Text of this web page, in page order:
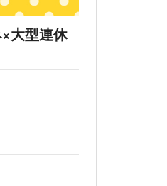
大型連休